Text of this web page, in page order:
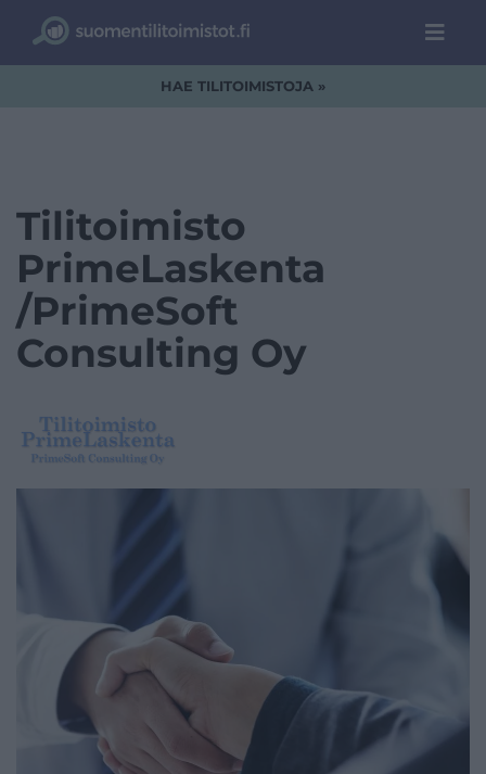
HAE TILITOIMISTOJA »
Tilitoimisto
PrimeLaskenta
/PrimeSoft
Consulting Oy